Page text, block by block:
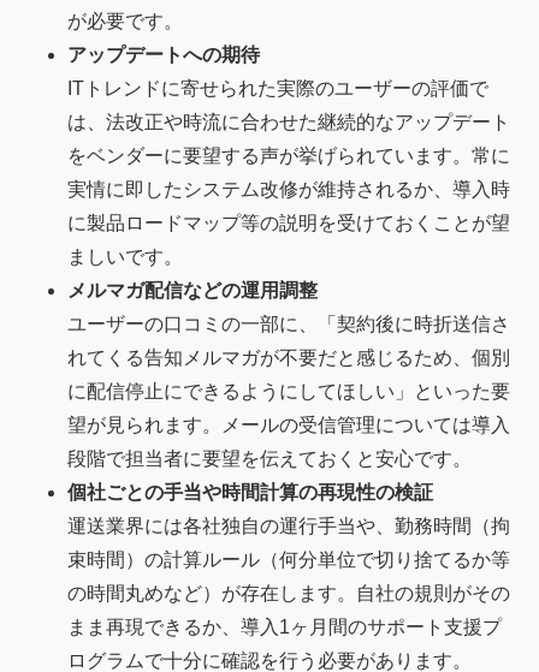
が必要です。
アップデートへの期待
ITトレンドに寄せられた実際のユーザーの評価で
は、法改正や時流に合わせた継続的なアップデート
をベンダーに要望する声が挙げられています。常に
実情に即したシステム改修が維持されるか、導入時
に製品ロードマップ等の説明を受けておくことが望
ましいです。
メルマガ配信などの運用調整
ユーザーの口コミの一部に、「契約後に時折送信さ
れてくる告知メルマガが不要だと感じるため、個別
に配信停止にできるようにしてほしい」といった要
望が見られます。メールの受信管理については導入
段階で担当者に要望を伝えておくと安心です。
個社ごとの手当や時間計算の再現性の検証
運送業界には各社独自の運行手当や、勤務時間（拘
束時間）の計算ルール（何分単位で切り捨てるか等
の時間丸めなど）が存在します。自社の規則がその
まま再現できるか、導入1ヶ月間のサポート支援プ
ログラムで十分に確認を行う必要があります。